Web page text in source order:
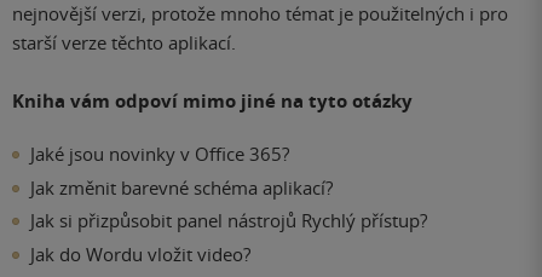
nejnovější verzi, protože mnoho témat je použitelných i pro
starší verze těchto aplikací.
Kniha vám odpoví mimo jiné na tyto otázky
Jaké jsou novinky v Office 365?
Jak změnit barevné schéma aplikací?
Jak si přizpůsobit panel nástrojů Rychlý přístup?
Jak do Wordu vložit video?